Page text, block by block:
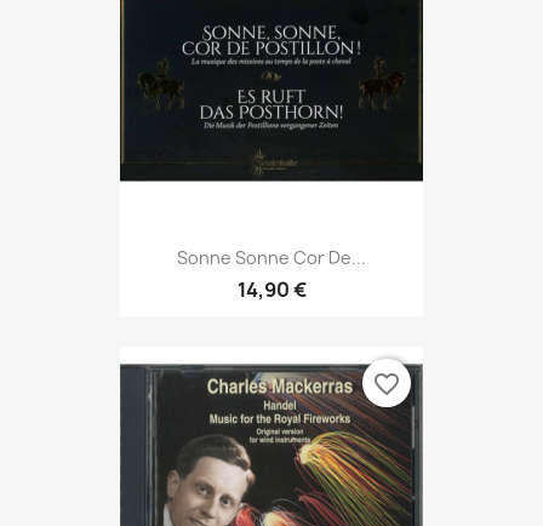
Sonne Sonne Cor De...
14,90 €
favorite_border